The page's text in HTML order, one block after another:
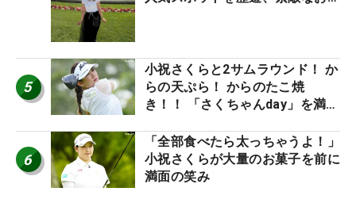
5
小祝さくらと2サムラウンド！ か
らの天ぷら！ からのたこ焼
き！！ 「さくちゃんday」を満喫
6
「全部食べたら太っちゃうよ！」
小祝さくらが大量のお菓子を前に
満面の笑み